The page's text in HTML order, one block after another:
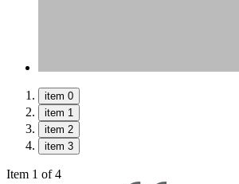
item 0
item 1
item 2
item 3
Item 1 of 4